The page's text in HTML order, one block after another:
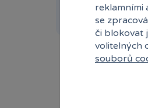
reklamními
se
či blokovat
volitelných
souborů